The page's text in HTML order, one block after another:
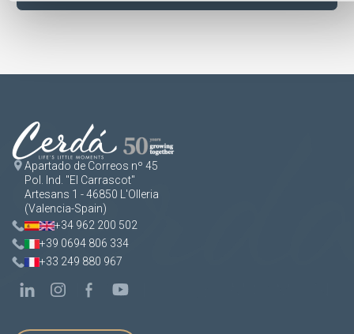
Apartado de Correos nº 45
Pol. Ind. "El Carrascot"
Artesans 1 - 46850 L'Olleria
(Valencia-Spain)
+34 962 200 502
+39 0694 806 334
+33 249 880 967